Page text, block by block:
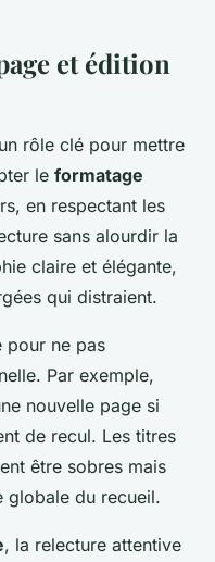
et édition
rôle clé pour mettre
le formatage
en respectant les
sans alourdir la
claire et élégante,
qui distraient.
pour ne pas
Par exemple,
nouvelle page si
de recul. Les titres
être sobres mais
globale du recueil.
, la relecture attentive